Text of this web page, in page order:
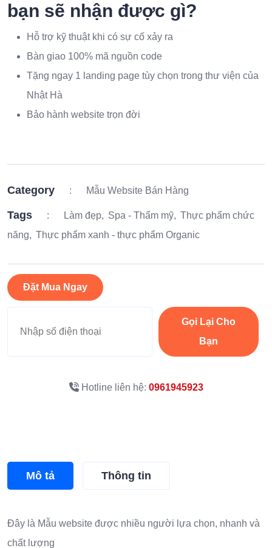
bạn sẽ nhận được gì?
Hỗ trợ kỹ thuật khi có sự cố xảy ra
Bàn giao 100% mã nguồn code
Tặng ngay 1 landing page tùy chọn trong thư viện của
Nhật Hà
Bảo hành website trọn đời
Category : Mẫu Website Bán Hàng
Tags : Làm đẹp Spa - Thẩm mỹ
Thực phẩm chức
năng
Thực phẩm xanh - thực phẩm Organic
Đặt Mua Ngay
Gọi Lại Cho
Bạn
Hotline liên hệ: 0961945923
Mô tả Thông tin
Đây là Mẫu website được nhiều người lựa chọn, nhanh và
chất lượng